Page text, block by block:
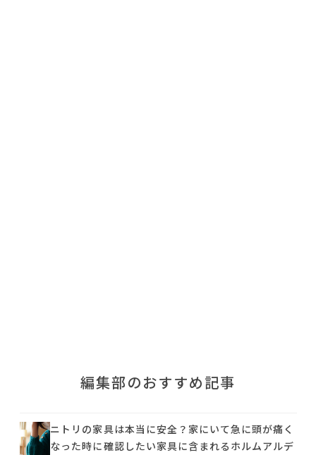
編集部のおすすめ記事
ニトリの家具は本当に安全？家にいて急に頭が痛く
なった時に確認したい家具に含まれるホルムアルデ